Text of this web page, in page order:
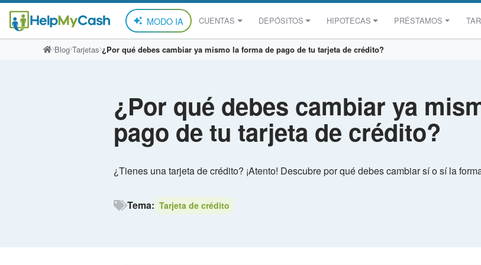
MODO IA CUENTAS DEPÓSITOS HIPOTECAS PRÉSTAMOS
Blog Tarjetas ¿Por qué debes cambiar ya mismo la forma de pago de tu tarjeta de crédito?
¿Por qué debes cambiar ya
pago de tu tarjeta de crédito?
¿Tienes una tarjeta de crédito? ¡Atento! Descubre por qué debes cambiar sí o sí la
Tema: Tarjeta de crédito